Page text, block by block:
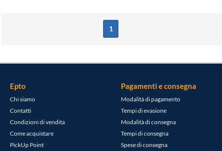
1
Epto
Chi siamo
Contatti
Condizioni di vendita
Come acquistare
PickUp Point
Pagamenti e consegna
Modalità di pagamento
Tempi di evasione
Modalità di consegna
Tempi di consegna
Spese di consegna